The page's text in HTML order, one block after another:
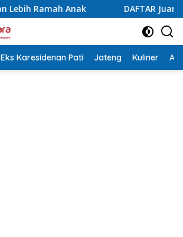
DAFTAR Juara Lomba Agustusan Antar
Eks Karesidenan Pati Jateng Kuliner